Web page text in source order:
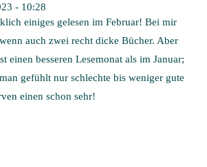
- 10:28
einiges gelesen im Februar! Bei mir
auch zwei recht dicke Bücher. Aber
einen besseren Lesemonat als im Januar;
gefühlt nur schlechte bis weniger gute
einen schon sehr!